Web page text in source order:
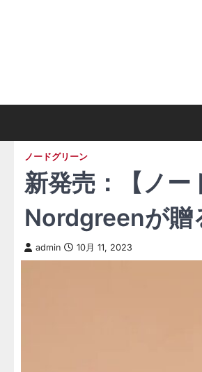
ノードグリーン
新発売：【ノ
Nordgreenが贈
admin 10月 11, 2023